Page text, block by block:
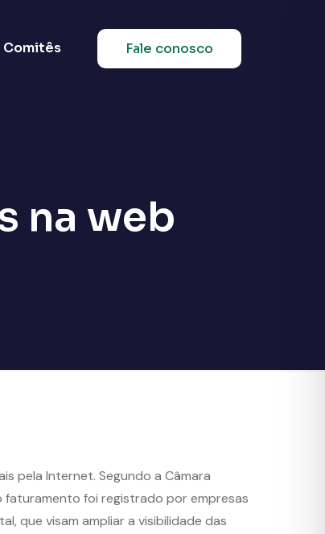
Comitês Fale conosco
na web
pela Internet. Segundo a Câmara
faturamento foi registrado por empresas
que visam ampliar a visibilidade das